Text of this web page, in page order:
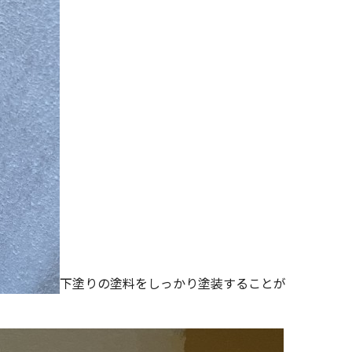
下塗りの塗料をしっかり塗装することが